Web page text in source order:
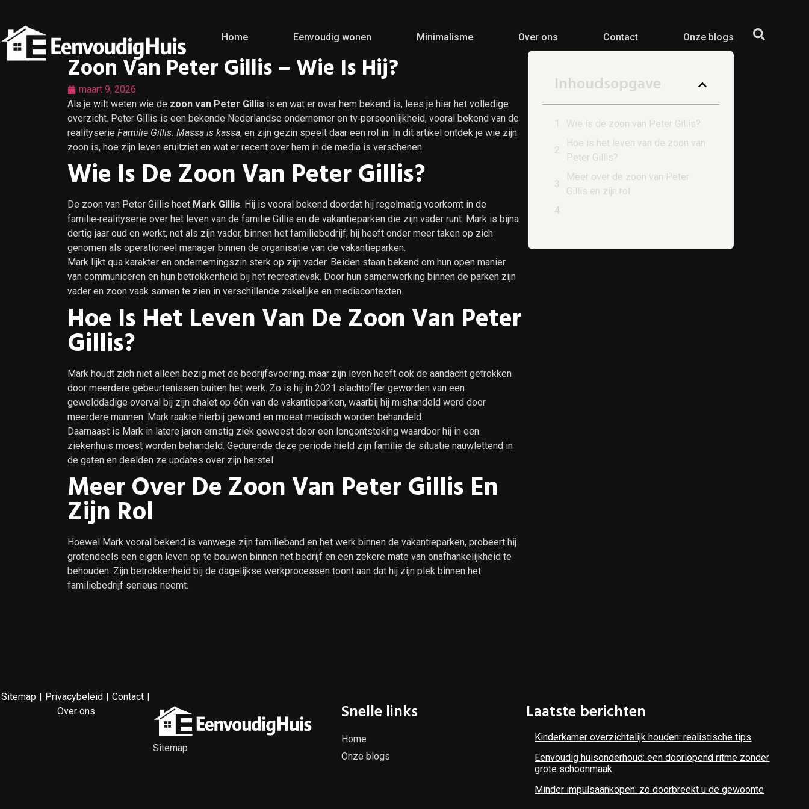
Home Eenvoudig wonen Minimalisme Over ons Contact Onze blogs
Zoon Van Peter Gillis – Wie Is Hij?
maart 9, 2026
Als je wilt weten wie de zoon van Peter Gillis is en wat er over hem bekend is, lees je hier het volledige
overzicht. Peter Gillis is een bekende Nederlandse ondernemer en tv‑persoonlijkheid, vooral bekend van de
realityserie Familie Gillis: Massa is kassa, en zijn gezin speelt daar een rol in. In dit artikel ontdek je wie zijn
zoon is, hoe zijn leven eruitziet en wat er recent over hem in de media is verschenen.
Wie Is De Zoon Van Peter Gillis?
De zoon van Peter Gillis heet Mark Gillis. Hij is vooral bekend doordat hij regelmatig voorkomt in de
familie‑realityserie over het leven van de familie Gillis en de vakantieparken die zijn vader runt. Mark is bijna
dertig jaar oud en werkt, net als zijn vader, binnen het familiebedrijf; hij heeft onder meer taken op zich
genomen als operationeel manager binnen de organisatie van de vakantieparken.
Mark lijkt qua karakter en ondernemingszin sterk op zijn vader. Beiden staan bekend om hun open manier
van communiceren en hun betrokkenheid bij het recreatievak. Door hun samenwerking binnen de parken zijn
vader en zoon vaak samen te zien in verschillende zakelijke en mediacontexten.
Hoe Is Het Leven Van De Zoon Van Peter
Gillis?
Mark houdt zich niet alleen bezig met de bedrijfsvoering, maar zijn leven heeft ook de aandacht getrokken
door meerdere gebeurtenissen buiten het werk. Zo is hij in 2021 slachtoffer geworden van een
gewelddadige overval bij zijn chalet op één van de vakantieparken, waarbij hij mishandeld werd door
meerdere mannen. Mark raakte hierbij gewond en moest medisch worden behandeld.
Daarnaast is Mark in latere jaren ernstig ziek geweest door een longontsteking waardoor hij in een
ziekenhuis moest worden behandeld. Gedurende deze periode hield zijn familie de situatie nauwlettend in
de gaten en deelden ze updates over zijn herstel.
Meer Over De Zoon Van Peter Gillis En
Zijn Rol
Hoewel Mark vooral bekend is vanwege zijn familieband en het werk binnen de vakantieparken, probeert hij
grotendeels een eigen leven op te bouwen binnen het bedrijf en een zekere mate van onafhankelijkheid te
behouden. Zijn betrokkenheid bij de dagelijkse werkprocessen toont aan dat hij zijn plek binnen het
familiebedrijf serieus neemt.
Inhoudsopgave
Wie is de zoon van Peter Gillis?
Hoe is het leven van de zoon van
Peter Gillis?
Meer over de zoon van Peter
Gillis en zijn rol
Sitemap Privacybeleid |Contact
Over ons
Sitemap
Snelle links
Home
Onze blogs
Laatste berichten
Kinderkamer overzichtelijk houden: realistische tips
Eenvoudig huisonderhoud: een doorlopend ritme zonder
grote schoonmaak
Minder impulsaankopen: zo doorbreekt u de gewoonte